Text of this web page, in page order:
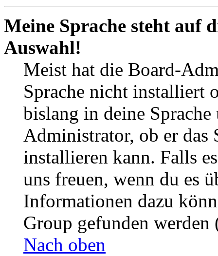
Meine Sprache steht auf
Auswahl!
Meist hat die Board-
Sprache nicht installiert
bislang in deine
Administrator, ob er das
installieren kann. Falls
uns freuen, wenn du es
Informationen dazu
Group gefunden
Nach oben